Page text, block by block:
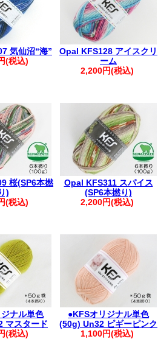
気仙沼“海”
(税込)
Opal KFS128 アイスクリ
ーム
2,200円(税込)
桜(SP6本撚
り)
(税込)
Opal KFS311 スパイス
(SP6本撚り)
2,200円(税込)
ナル単色
マスタード
(税込)
●KFSオリジナル単色
(50g) Un32 ピギーピンク
1,100円(税込)